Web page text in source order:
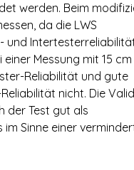
werden. Beim
da die LWS
und
Messung mit 15
Reliabilität und gute
nicht. Die
der Test gut als
Sinne einer